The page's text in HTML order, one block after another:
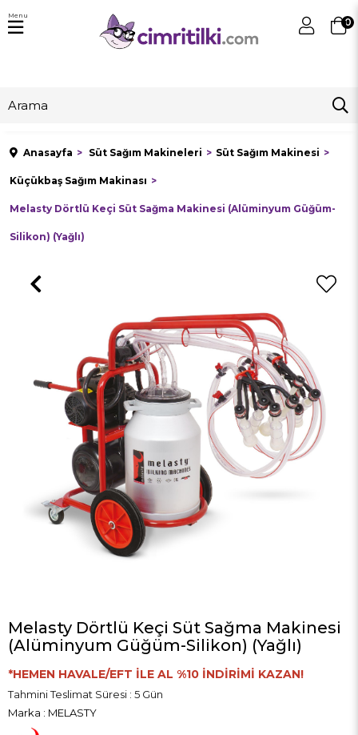
0
Menu
Anasayfa Süt Sağım Makineleri Süt Sağım Makinesi
Küçükbaş Sağım Makinası
Melasty Dörtlü Keçi Süt Sağma Makinesi (Alüminyum Güğüm-
Silikon) (Yağlı)
Melasty Dörtlü Keçi Süt Sağma Makinesi
(Alüminyum Güğüm-Silikon) (Yağlı)
*HEMEN HAVALE/EFT İLE AL %10 İNDİRİMİ KAZAN!
Tahmini Teslimat Süresi : 5 Gün
Marka : MELASTY